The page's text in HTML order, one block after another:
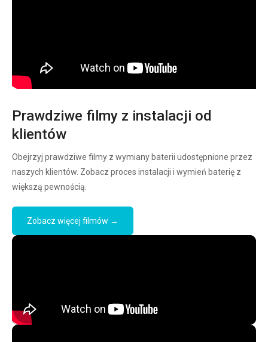
Prawdziwe filmy z instalacji od
klientów
Obejrzyj prawdziwe filmy z wymiany baterii udostępnione przez
naszych klientów. Zobacz proces instalacji i wymień baterię z
większą pewnością.
Zobacz więcej filmów →